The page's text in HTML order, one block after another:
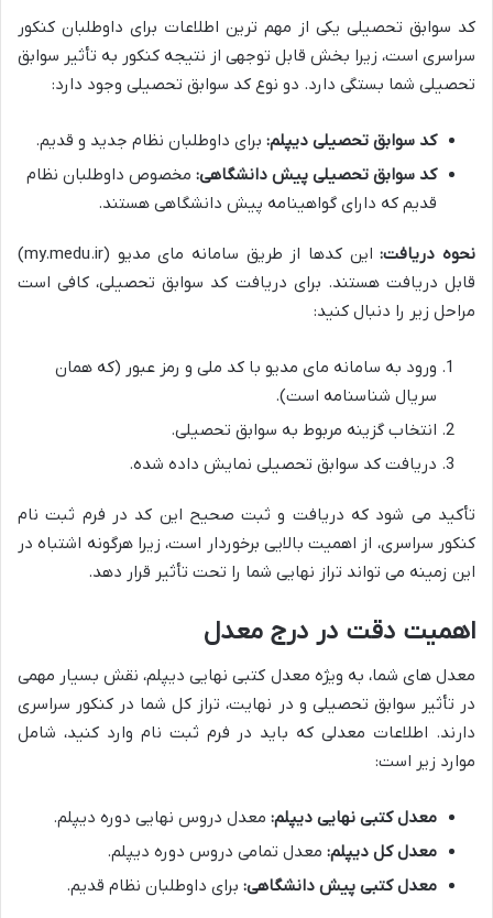
کد سوابق تحصیلی یکی از مهم ترین اطلاعات برای داوطلبان کنکور
سراسری است، زیرا بخش قابل توجهی از نتیجه کنکور به تأثیر سوابق
تحصیلی شما بستگی دارد. دو نوع کد سوابق تحصیلی وجود دارد:
کد سوابق تحصیلی دیپلم: برای داوطلبان نظام جدید و قدیم.
کد سوابق تحصیلی پیش دانشگاهی: مخصوص داوطلبان نظام
قدیم که دارای گواهینامه پیش دانشگاهی هستند.
نحوه دریافت:
این کدها از طریق سامانه مای مدیو (my.medu.ir)
قابل دریافت هستند. برای دریافت کد سوابق تحصیلی، کافی است
مراحل زیر را دنبال کنید:
ورود به سامانه مای مدیو با کد ملی و رمز عبور (که همان
سریال شناسنامه است).
انتخاب گزینه مربوط به سوابق تحصیلی.
دریافت کد سوابق تحصیلی نمایش داده شده.
تأکید می شود که دریافت و ثبت صحیح این کد در فرم ثبت نام
کنکور سراسری، از اهمیت بالایی برخوردار است، زیرا هرگونه اشتباه در
این زمینه می تواند تراز نهایی شما را تحت تأثیر قرار دهد.
اهمیت دقت در درج معدل
معدل های شما، به ویژه معدل کتبی نهایی دیپلم، نقش بسیار مهمی
در تأثیر سوابق تحصیلی و در نهایت، تراز کل شما در کنکور سراسری
دارند. اطلاعات معدلی که باید در فرم ثبت نام وارد کنید، شامل
موارد زیر است:
معدل کتبی نهایی دیپلم: معدل دروس نهایی دوره دیپلم.
معدل کل دیپلم: معدل تمامی دروس دوره دیپلم.
معدل کتبی پیش دانشگاهی: برای داوطلبان نظام قدیم.